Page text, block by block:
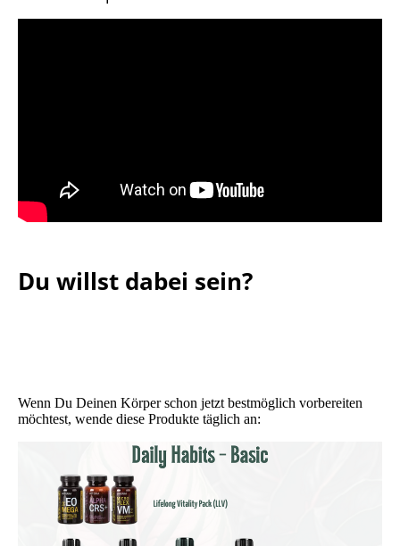
Du willst dabei sein?
Wenn Du Deinen Körper schon jetzt bestmöglich vorbereiten
möchtest, wende diese Produkte täglich an: